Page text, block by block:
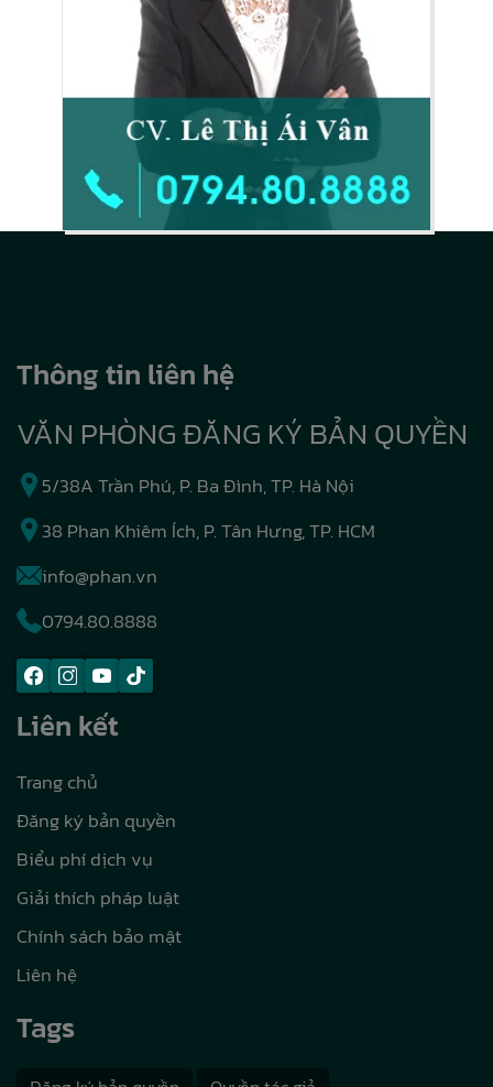
Thông tin liên hệ
VĂN PHÒNG ĐĂNG KÝ BẢN QUYỀN
5/38A Trần Phú, P. Ba Đình, TP. Hà Nội
38 Phan Khiêm Ích, P. Tân Hưng, TP. HCM
info@phan.vn
0794.80.8888
Liên kết
Trang chủ
Đăng ký bản quyền
Biểu phí dịch vụ
Giải thích pháp luật
Chính sách bảo mật
Liên hệ
Tags